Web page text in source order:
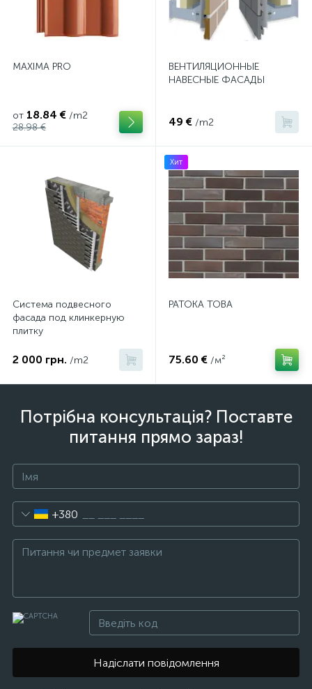
MAXIMA PRO
от 18.84 € /m2
28.98 €
ВЕНТИЛЯЦИОННЫЕ
НАВЕСНЫЕ ФАСАДЫ
49 € /m2
Система подвесного
фасада под клинкерную
плитку
2 000 грн. /m2
Хит
PATOKA TOBA
75.60 € /м²
Потрібна консультація? Поставте
питання прямо зараз!
+380
Надіслати повідомлення